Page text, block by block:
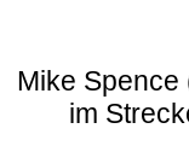
Mike Spence
im